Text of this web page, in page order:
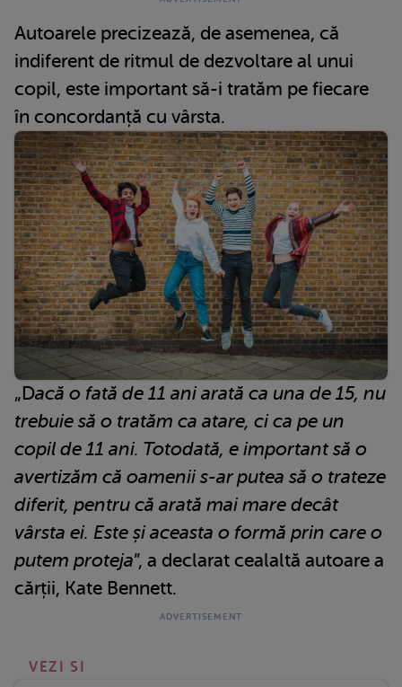
Autoarele precizează, de asemenea, că
indiferent de ritmul de dezvoltare al unui
copil, este important să-i tratăm pe fiecare
în concordanță cu vârsta.
„Dacă o fată de 11 ani arată ca una de 15, nu
trebuie să o tratăm ca atare, ci ca pe un
copil de 11 ani. Totodată, e important să o
avertizăm că oamenii s-ar putea să o trateze
diferit, pentru că arată mai mare decât
vârsta ei. Este și aceasta o formă prin care o
putem proteja”, a declarat cealaltă autoare a
cărții, Kate Bennett.
VEZI SI